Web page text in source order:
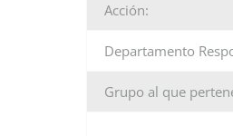
Acción:
Departamento
Grupo al que